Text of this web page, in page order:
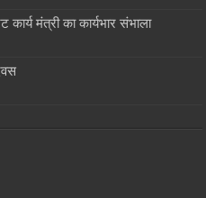
कार्य मंत्री का कार्यभार संभाला